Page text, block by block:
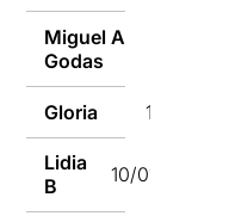
Miguel A
Godas
Gloria 10/01/2017
Lidia
B
10/01/2017